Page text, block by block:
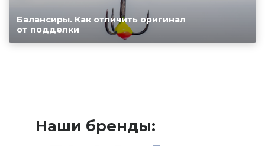
Балансиры. Как отличить оригинал
от подделки
Наши бренды: